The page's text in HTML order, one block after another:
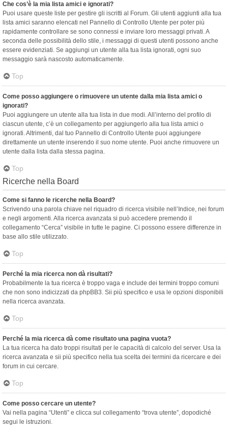
Che cos’è la mia lista amici e ignorati?
Puoi usare queste liste per gestire gli iscritti al Forum. Gli utenti aggiunti alla tua
lista amici saranno elencati nel Pannello di Controllo Utente per poter più
rapidamente controllare se sono connessi e inviare loro messaggi privati. A
seconda delle possibilità dello stile, i messaggi di questi utenti possono anche
essere evidenziati. Se aggiungi un utente alla tua lista ignorati, ogni suo
messaggio sarà nascosto automaticamente.
Top
Come posso aggiungere o rimuovere un utente dalla mia lista amici o
ignorati?
Puoi aggiungere un utente alla tua lista in due modi. All’interno del profilo di
ciascun utente, c’è un collegamento per aggiungerlo alla tua lista amici o
ignorati. Altrimenti, dal tuo Pannello di Controllo Utente puoi aggiungere
direttamente un utente inserendo il suo nome utente. Puoi anche rimuovere un
utente dalla lista dalla stessa pagina.
Top
Ricerche nella Board
Come si fanno le ricerche nella Board?
Scrivendo una parola chiave nel riquadro di ricerca visibile nell’Indice, nei forum
e negli argomenti. Alla ricerca avanzata si può accedere premendo il
collegamento “Cerca” visibile in tutte le pagine. Ci possono essere differenze in
base allo stile utilizzato.
Top
Perché la mia ricerca non dà risultati?
Probabilmente la tua ricerca è troppo vaga e include dei termini troppo comuni
che non sono indicizzati da phpBB3. Sii più specifico e usa le opzioni disponibili
nella ricerca avanzata.
Top
Perché la mia ricerca dà come risultato una pagina vuota?
La tua ricerca ha dato troppi risultati per le capacità di calcolo del server. Usa la
ricerca avanzata e sii più specifico nella tua scelta dei termini da ricercare e dei
forum in cui cercare.
Top
Come posso cercare un utente?
Vai nella pagina “Utenti” e clicca sul collegamento “trova utente”, dopodiché
segui le istruzioni.